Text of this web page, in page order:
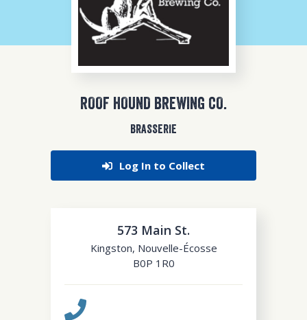
ROOF HOUND BREWING CO.
BRASSERIE
Log In to Collect
573 Main St.
Kingston, Nouvelle-Écosse
B0P 1R0